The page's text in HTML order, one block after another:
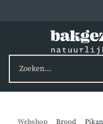
Webshop Brood